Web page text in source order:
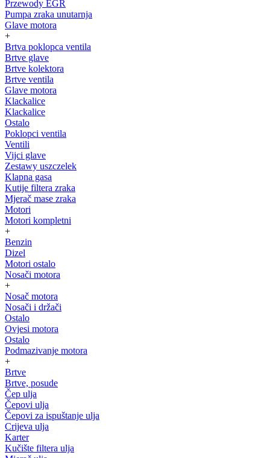
Przewody EGR
Pumpa zraka unutarnja
Glave motora
+
Brtva poklopca ventila
Brtve glave
Brtve kolektora
Brtve ventila
Glave motora
Klackalice
Klackalice
Ostalo
Poklopci ventila
Ventili
Vijci glave
Zestawy uszczelek
Klapna gasa
Kutije filtera zraka
Mjerač mase zraka
Motori
Motori kompletni
+
Benzin
Dizel
Motori ostalo
Nosači motora
+
Nosač motora
Nosači i držači
Ostalo
Ovjesi motora
Ostalo
Podmazivanje motora
+
Brtve
Brtve, posude
Čep ulja
Čepovi ulja
Čepovi za ispuštanje ulja
Crijeva ulja
Karter
Kučište filtera ulja